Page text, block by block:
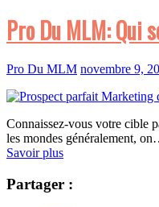
Pro Du MLM: Qui
Pro Du MLM novembre 9,
Connaissez-vous votre cible
les mondes généralement,
Savoir plus
Partager :